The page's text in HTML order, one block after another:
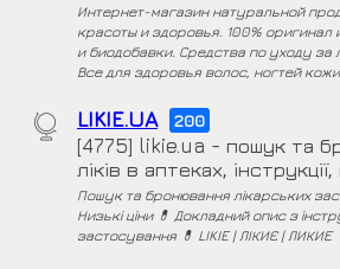
Интернет-магазин натуральной
красоты и здоровья. 100% оригинал
и биодобавки. Средства по уходу за
Все для здоровья волос, ногтей
LIKIE.UA 200
[4775] likie.ua - пошук та
ліків в аптеках, інструкції,
Пошук та бронювання лікарських
Низькі ціни 💊 Докладний опис з
застосування 💊 LIKIE | ЛІКИЄ | ЛИКИЕ